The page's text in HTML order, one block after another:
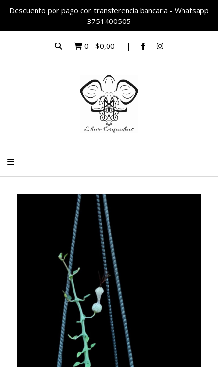
Descuento por pago con transferencia bancaria - Whatsapp
3751400505
0 - $0,00